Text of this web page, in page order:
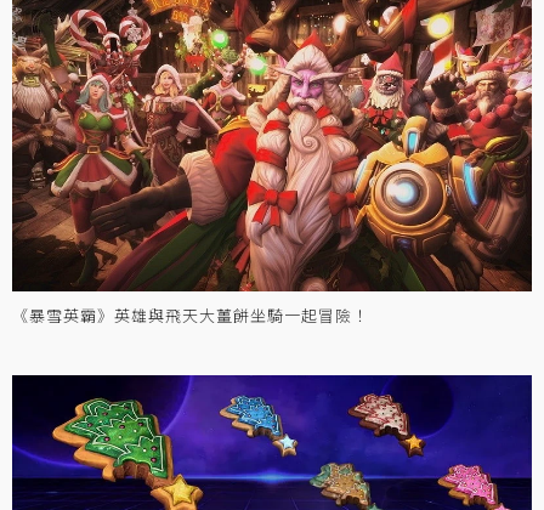
《暴雪英霸》英雄與飛天大薑餅坐騎一起冒險！